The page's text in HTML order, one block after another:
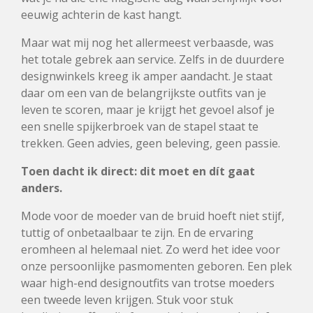
eeuwig achterin de kast hangt.
Maar wat mij nog het allermeest verbaasde, was
het totale gebrek aan service. Zelfs in de duurdere
designwinkels kreeg ik amper aandacht. Je staat
daar om een van de belangrijkste outfits van je
leven te scoren, maar je krijgt het gevoel alsof je
een snelle spijkerbroek van de stapel staat te
trekken. Geen advies, geen beleving, geen passie.
Toen dacht ik direct: dit moet en dít gaat
anders.
Mode voor de moeder van de bruid hoeft niet stijf,
tuttig of onbetaalbaar te zijn. En de ervaring
eromheen al helemaal niet. Zo werd het idee voor
onze persoonlijke pasmomenten geboren. Een plek
waar high-end designoutfits van trotse moeders
een tweede leven krijgen. Stuk voor stuk